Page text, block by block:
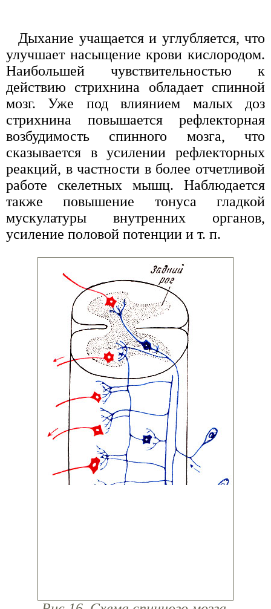
Дыхание учащается и углубляется, что
улучшает насыщение крови кислородом.
Наибольшей чувствительностью к
действию стрихнина обладает спинной
мозг. Уже под влиянием малых доз
стрихнина повышается рефлекторная
возбудимость спинного мозга, что
сказывается в усилении рефлекторных
реакций, в частности в более отчетливой
работе скелетных мышц. Наблюдается
также повышение тонуса гладкой
мускулатуры внутренних органов,
усиление половой потенции и т. п.